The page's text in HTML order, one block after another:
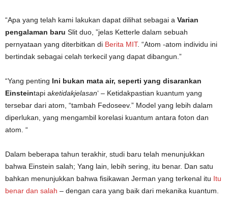
“Apa yang telah kami lakukan dapat dilihat sebagai a Varian
pengalaman baru Slit duo, ”jelas Ketterle dalam sebuah
pernyataan yang diterbitkan di Berita MIT. “Atom -atom individu ini
bertindak sebagai celah terkecil yang dapat dibangun.”
“Yang penting Ini bukan mata air, seperti yang disarankan
Einsteintapi aketidakjelasan‘ – Ketidakpastian kuantum yang
tersebar dari atom, “tambah Fedoseev.” Model yang lebih dalam
diperlukan, yang mengambil korelasi kuantum antara foton dan
atom. “
Dalam beberapa tahun terakhir, studi baru telah menunjukkan
bahwa Einstein salah; Yang lain, lebih sering, itu benar. Dan satu
bahkan menunjukkan bahwa fisikawan Jerman yang terkenal itu Itu
benar dan salah – dengan cara yang baik dari mekanika kuantum.